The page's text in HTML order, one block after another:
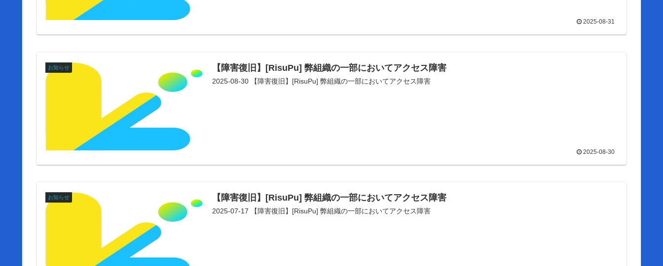
2025-08-31
お知らせ 【障害復旧】[RisuPu] 弊組織の一部においてアクセス障害
2025-08-30 【障害復旧】[RisuPu] 弊組織の一部においてアクセス障害
2025-08-30
お知らせ 【障害復旧】[RisuPu] 弊組織の一部においてアクセス障害
2025-07-17 【障害復旧】[RisuPu] 弊組織の一部においてアクセス障害